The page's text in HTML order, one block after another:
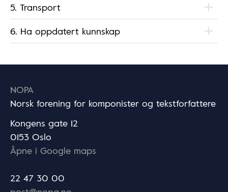
5. Transport
6. Ha oppdatert kunnskap
NOPA
Norsk forening for komponister og tekstforfattere
Kongens gate 12
0153 Oslo
Åpne i Google maps
22 47 30 00